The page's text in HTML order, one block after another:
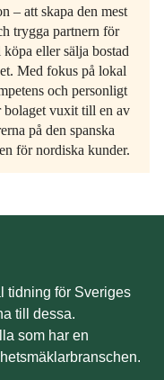
– att skapa den mest
trygga partnern för
eller sälja bostad
Med fokus på lokal
och personligt
bolaget vuxit till en av
på den spanska
för nordiska kunder.
tidning för Sveriges
till dessa.
som har en